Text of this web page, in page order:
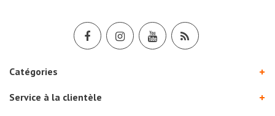
Catégories
Service à la clientèle